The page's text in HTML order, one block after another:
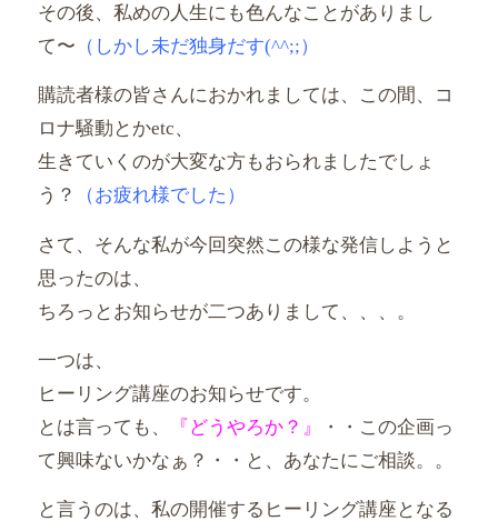
その後、私めの人生にも色んなことがありまし
て〜 （ しかし未だ独身だす(^^;;）
購読者様の皆さんにおかれましては、この間、
コ
ロナ騒動とかetc、
生きていくのが大変な方もおられましたでしょ
う？
（お疲れ様でした）
さて、そんな私が今回突然この様な発信しようと
思ったのは、
ちろっとお知らせが二つありまして、、、。
一つは、
ヒーリング講座のお知らせです。
とは言っても、
『どうやろか？』 ・・ この企画っ
て興味ないかなぁ？・・と、あなたにご相談。。
と言うのは、私の開催するヒーリング講座となる